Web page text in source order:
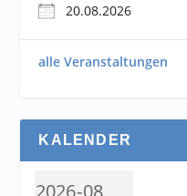
20.08.2026
alle Veranstaltungen
KALENDER